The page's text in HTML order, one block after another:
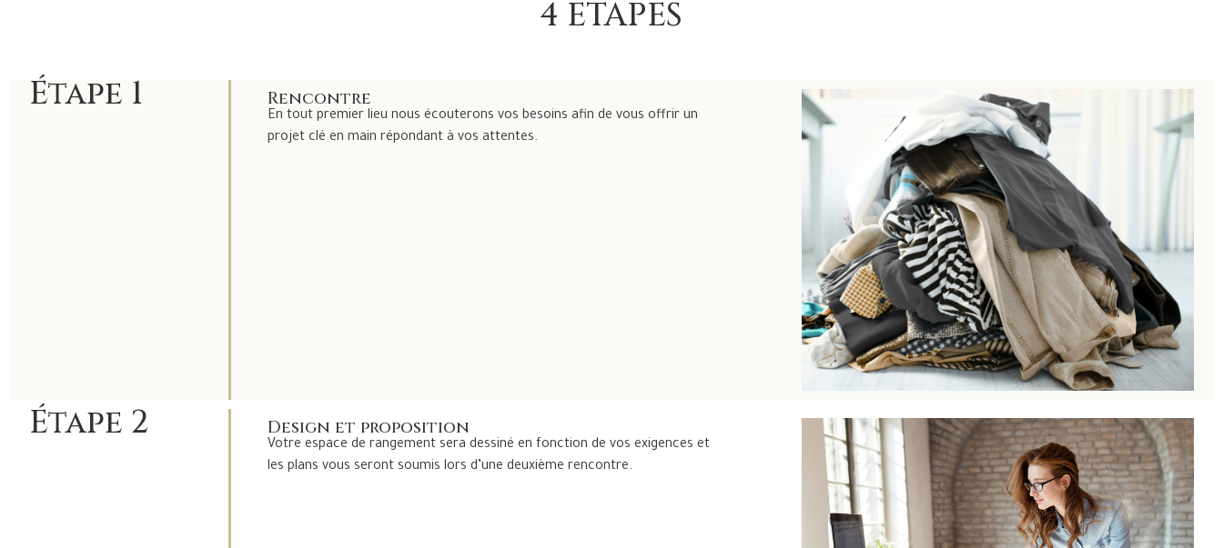
4 ETAPES
Étape 1
Rencontre
En tout premier lieu nous écouterons vos besoins afin de vous offrir un
projet clé en main répondant à vos attentes.
Étape 2 Design et proposition
Votre espace de rangement sera dessiné en fonction de vos exigences et
les plans vous seront soumis lors d’une deuxième rencontre.